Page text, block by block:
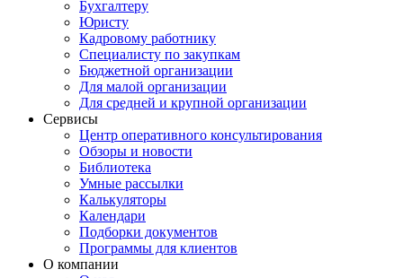
Бухгалтеру
Юристу
Кадровому работнику
Специалисту по закупкам
Бюджетной организации
Для малой организации
Для средней и крупной организации
Сервисы
Центр оперативного консультирования
Обзоры и новости
Библиотека
Умные рассылки
Калькуляторы
Календари
Подборки документов
Программы для клиентов
О компании